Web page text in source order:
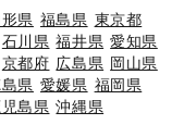
県 福島県 東京都
石川県 福井県 愛知県
京都府 広島県 岡山県
県 愛媛県 福岡県
児島県 沖縄県